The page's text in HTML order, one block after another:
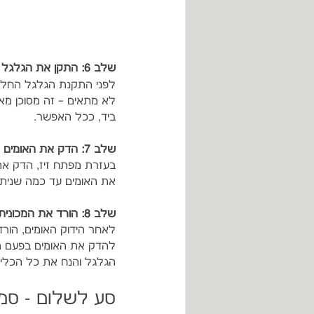
שלב 6: התקן את הגלגל החלופי
לפני התקנת הגלגל
לא מתאים – זה מסוכן
ביד, ככל האפשר.
שלב 7: הדק את האומים
בעזרת מפתח זיז, הדק
את האומים עד כמה
שלב 8: הורד את המכונית
לאחר הידוק האומים,
להדק את האומים בפעם
הגלגל והנח את כל
סע לשלום -